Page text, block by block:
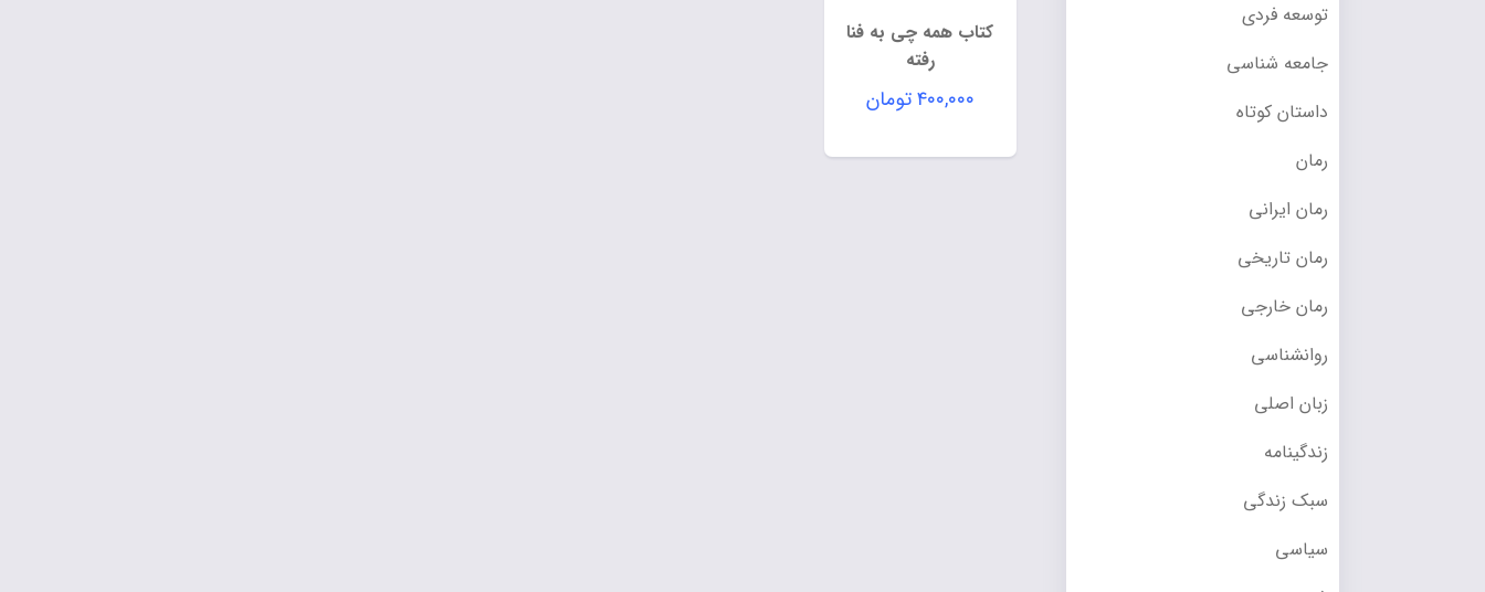
کتاب همه چی به فنا
رفته
۴۰۰,۰۰۰تومان
توسعه فردی
جامعه شناسی
داستان کوتاه
رمان
رمان ایرانی
رمان تاریخی
رمان خارجی
روانشناسی
زبان اصلی
زندگینامه
سبک زندگی
سیاسی